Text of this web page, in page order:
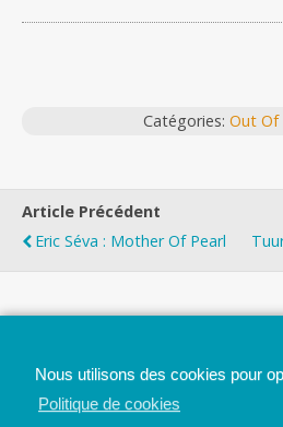
Catégories: Out Of
Article Précédent
Eric Séva : Mother Of Pearl
Nous utilisons des cookies pour
Politique de cookies